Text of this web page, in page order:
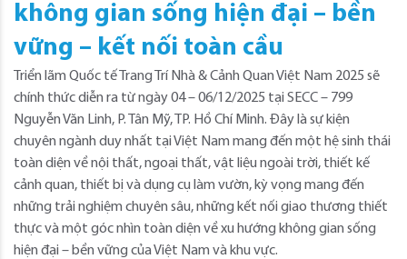
không gian sống hiện đại – bền
vững – kết nối toàn cầu
Triển lãm Quốc tế Trang Trí Nhà & Cảnh Quan Việt Nam 2025 sẽ
chính thức diễn ra từ ngày 04 – 06/12/2025 tại SECC – 799
Nguyễn Văn Linh, P. Tân Mỹ, TP. Hồ Chí Minh. Đây là sự kiện
chuyên ngành duy nhất tại Việt Nam mang đến một hệ sinh thái
toàn diện về nội thất, ngoại thất, vật liệu ngoài trời, thiết kế
cảnh quan, thiết bị và dụng cụ làm vườn, kỳ vọng mang đến
những trải nghiệm chuyên sâu, những kết nối giao thương thiết
thực và một góc nhìn toàn diện về xu hướng không gian sống
hiện đại – bền vững của Việt Nam và khu vực.